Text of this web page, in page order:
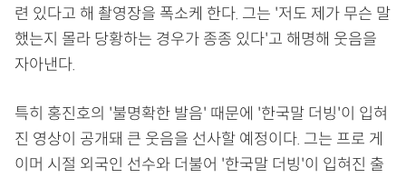
련 있다고 해 촬영장을 폭소케 한다. 그는 '저도 제가 무슨 말
했는지 몰라 당황하는 경우가 종종 있다'고 해명해 웃음을
자아낸다.
특히 홍진호의 '불명확한 발음' 때문에 '한국말 더빙'이 입혀
진 영상이 공개돼 큰 웃음을 선사할 예정이다. 그는 프로 게
이머 시절 외국인 선수와 더불어 '한국말 더빙'이 입혀진 출